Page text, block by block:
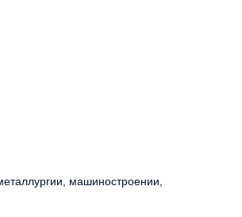
машиностроении,